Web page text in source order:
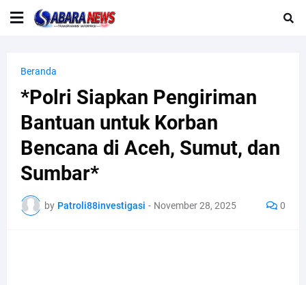
Beranda
*Polri Siapkan Pengiriman
Bantuan untuk Korban
Bencana di Aceh, Sumut, dan
Sumbar*
by Patroli88investigasi - November 28, 2025 0